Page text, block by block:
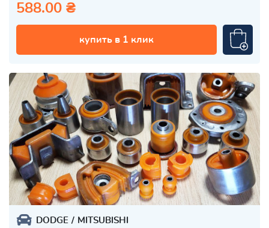
588.00 ₴
купить в 1 клик
DODGE MITSUBISHI